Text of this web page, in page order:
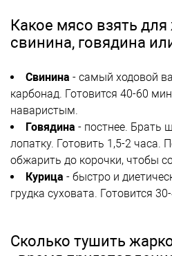
Какое мясо взять для
свинина, говядина
Свинина - самый ходовой
карбонад. Готовится 40-60
наваристым.
Говядина - постнее. Брать
лопатку. Готовить 1,5-2 часа.
обжарить до корочки, чтобы
Курица - быстро и
грудка суховата. Готовится
Сколько тушить